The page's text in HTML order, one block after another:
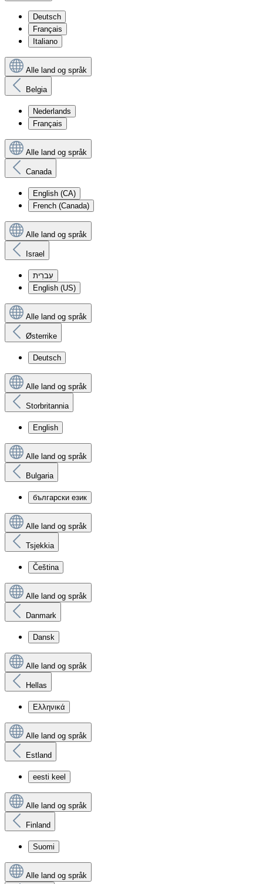
Deutsch
Français
Italiano
Alle land og språk
Belgia
Nederlands
Français
Alle land og språk
Canada
English (CA)
French (Canada)
Alle land og språk
Israel
עִברִית
English (US)
Alle land og språk
Østerrike
Deutsch
Alle land og språk
Storbritannia
English
Alle land og språk
Bulgaria
български език
Alle land og språk
Tsjekkia
Čeština
Alle land og språk
Danmark
Dansk
Alle land og språk
Hellas
Ελληνικά
Alle land og språk
Estland
eesti keel
Alle land og språk
Finland
Suomi
Alle land og språk